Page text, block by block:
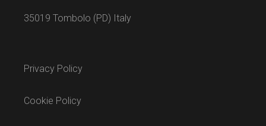
35019 Tombolo (PD) Italy
Privacy Policy
Cookie Policy